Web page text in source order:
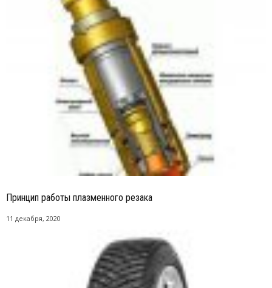
Принцип работы плазменного резака
11 декабря, 2020